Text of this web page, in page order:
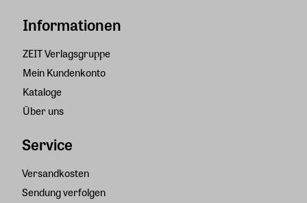
Informationen
ZEIT Verlagsgruppe
Mein Kundenkonto
Kataloge
Über uns
Service
Versandkosten
Sendung verfolgen